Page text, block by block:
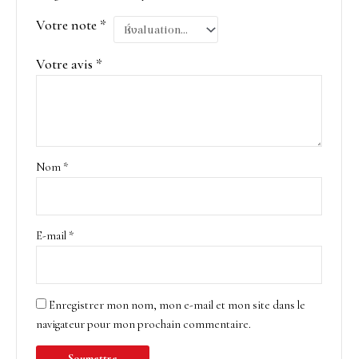
Votre note *
Votre avis *
Nom *
E-mail *
Enregistrer mon nom, mon e-mail et mon site dans le
navigateur pour mon prochain commentaire.